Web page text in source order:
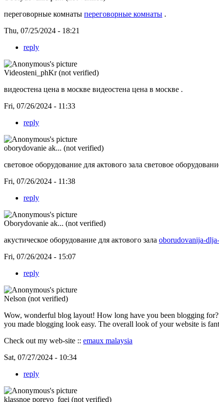
переговорные комнаты переговорные комнаты .
Thu, 07/25/2024 - 18:21
reply
Videosteni_phKr (not verified)
видеостена цена в москве видеостена цена в москве .
Fri, 07/26/2024 - 11:33
reply
oborydovanie ak... (not verified)
световое оборудование для актового зала световое
Fri, 07/26/2024 - 11:38
reply
Oborydovanie ak... (not verified)
акустическое оборудование для актового зала oborudovanija-
Fri, 07/26/2024 - 15:07
reply
Nelson (not verified)
Wow, wonderful blog layout! How long have you been blogging for?
you made blogging look easy. The overall look of your website is
Check out my web-site :: emaux malaysia
Sat, 07/27/2024 - 10:34
reply
klassnoe porevo_fqei (not verified)